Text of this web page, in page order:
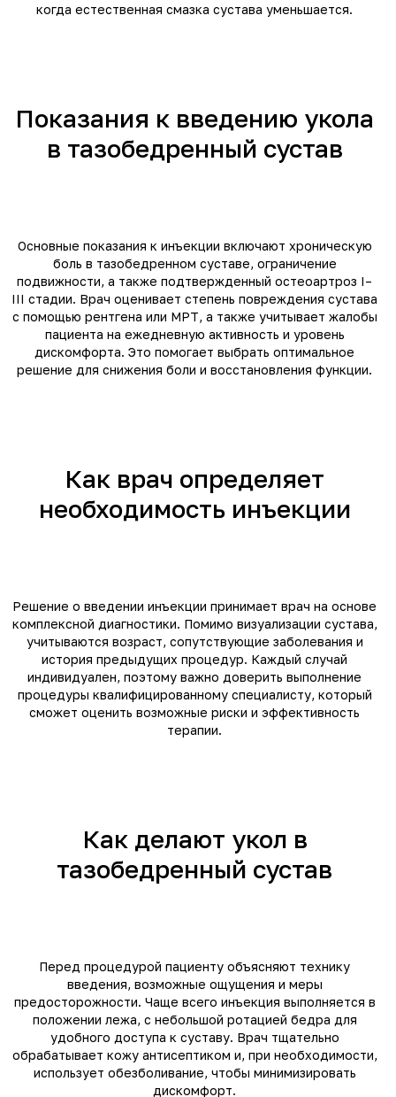
когда естественная смазка сустава уменьшается.
Показания к введению укола
в тазобедренный сустав
Основные показания к инъекции включают хроническую
боль в тазобедренном суставе, ограничение
подвижности, а также подтвержденный остеоартроз I–
III стадии. Врач оценивает степень повреждения сустава
с помощью рентгена или МРТ, а также учитывает жалобы
пациента на ежедневную активность и уровень
дискомфорта. Это помогает выбрать оптимальное
решение для снижения боли и восстановления функции.
Как врач определяет
необходимость инъекции
Решение о введении инъекции принимает врач на основе
комплексной диагностики. Помимо визуализации сустава,
учитываются возраст, сопутствующие заболевания и
история предыдущих процедур. Каждый случай
индивидуален, поэтому важно доверить выполнение
процедуры квалифицированному специалисту, который
сможет оценить возможные риски и эффективность
терапии.
Как делают укол в
тазобедренный сустав
Перед процедурой пациенту объясняют технику
введения, возможные ощущения и меры
предосторожности. Чаще всего инъекция выполняется в
положении лежа, с небольшой ротацией бедра для
удобного доступа к суставу. Врач тщательно
обрабатывает кожу антисептиком и, при необходимости,
использует обезболивание, чтобы минимизировать
дискомфорт.